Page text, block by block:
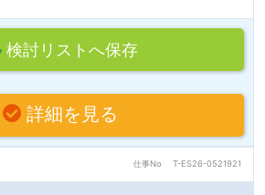
検討リストへ保存
詳細を見る
仕事No T-ES26-0521921